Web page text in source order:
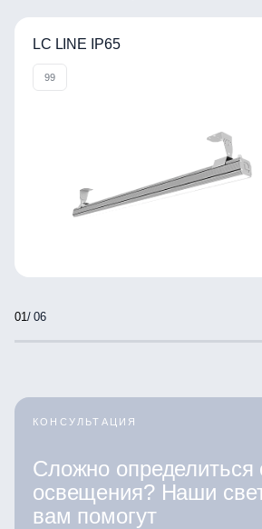
LC LINE IP65
99
/ 06
КОНСУЛЬТАЦИЯ
Сложно
освещения? Наши
вам помогут